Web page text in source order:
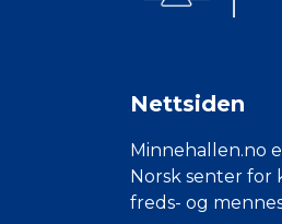
Nettsiden
Minnehallen.no
Norsk senter for
freds- og